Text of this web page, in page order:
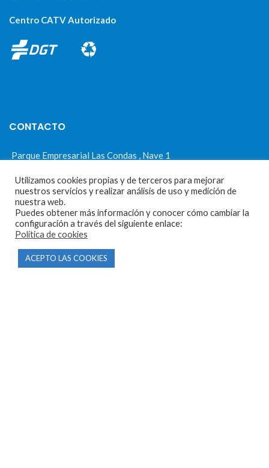
Centro CATV Autorizado
CONTACTO
Parque Empresarial Las Condas , Nave 1
05440 Piedralaves-Ávila
603 57 44 50
info@motorecambiosfldelhierro.com
Síguenos en Facebook
Síguenos en Instagram
Utilizamos cookies propias y de terceros para mejorar
nuestros servicios y realizar análisis de uso y medición de
nuestra web.
Puedes obtener más información y conocer cómo cambiar la
configuración a través del siguiente enlace:
Política de cookies
ACEPTO LAS COOKIES